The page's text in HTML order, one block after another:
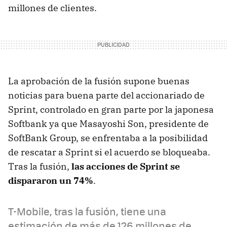
millones de clientes.
La aprobación de la fusión supone buenas
noticias para buena parte del accionariado de
Sprint, controlado en gran parte por la japonesa
Softbank ya que Masayoshi Son, presidente de
SoftBank Group, se enfrentaba a la posibilidad
de rescatar a Sprint si el acuerdo se bloqueaba.
Tras la fusión, las acciones de Sprint se
dispararon un 74%.
T-Mobile, tras la fusión, tiene una